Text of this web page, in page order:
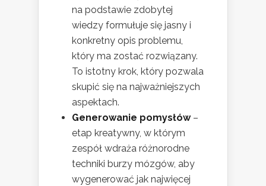
na podstawie zdobytej
wiedzy formułuje się jasny i
konkretny opis problemu,
który ma zostać rozwiązany.
To istotny krok, który pozwala
skupić się na najważniejszych
aspektach.
Generowanie pomysłów–
etap kreatywny, w którym
zespół wdraża różnorodne
techniki burzy mózgów, aby
wygenerować jak najwięcej